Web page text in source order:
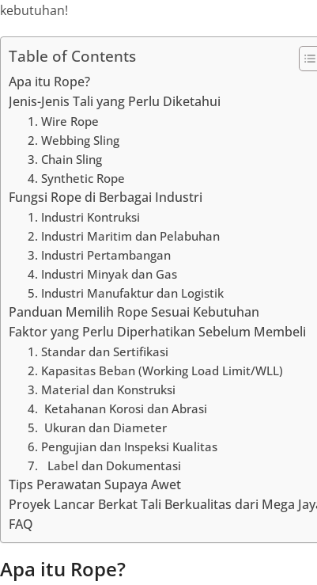
kebutuhan!
Table of Contents
Apa itu Rope?
Jenis-Jenis Tali yang Perlu Diketahui
1. Wire Rope
2. Webbing Sling
3. Chain Sling
4. Synthetic Rope
Fungsi Rope di Berbagai Industri
1. Industri Kontruksi
2. Industri Maritim dan Pelabuhan
3. Industri Pertambangan
4. Industri Minyak dan Gas
5. Industri Manufaktur dan Logistik
Panduan Memilih Rope Sesuai Kebutuhan
Faktor yang Perlu Diperhatikan Sebelum Membeli
1. Standar dan Sertifikasi
2. Kapasitas Beban (Working Load Limit/WLL)
3. Material dan Konstruksi
4. Ketahanan Korosi dan Abrasi
5. Ukuran dan Diameter
6. Pengujian dan Inspeksi Kualitas
7. Label dan Dokumentasi
Tips Perawatan Supaya Awet
Proyek Lancar Berkat Tali Berkualitas dari Mega
FAQ
Apa itu Rope?